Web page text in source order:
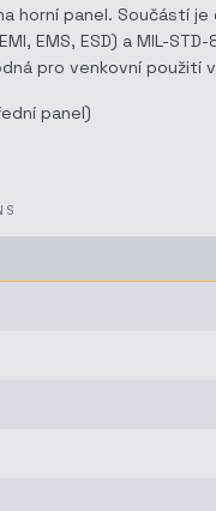
horní panel. Součástí
EMI, EMS, ESD) a MIL-
pro venkovní
panel)